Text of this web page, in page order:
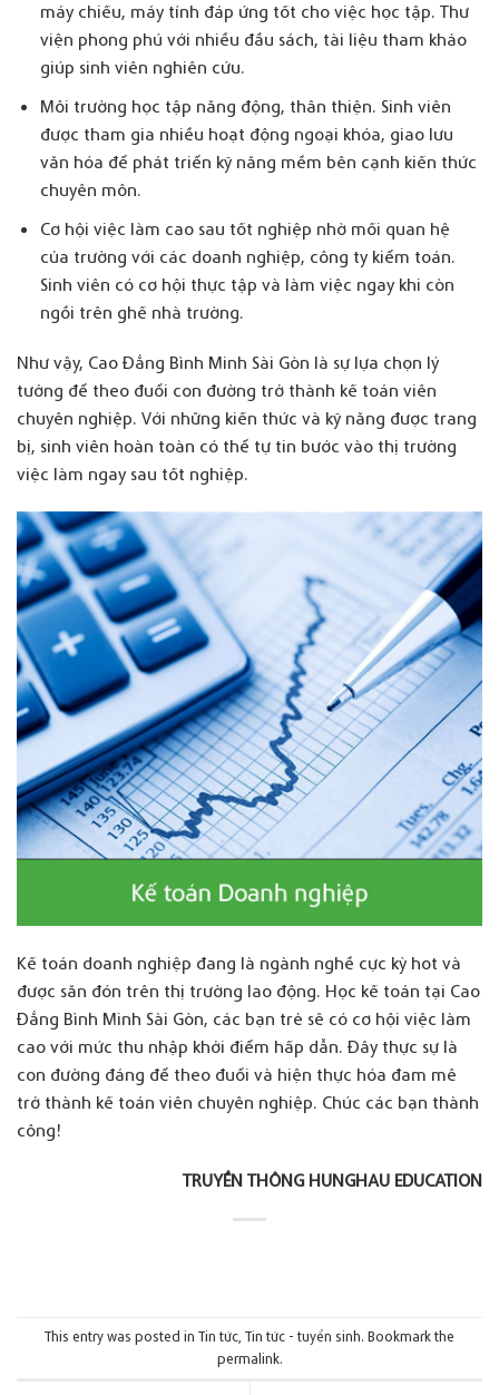
máy chiếu, máy tính đáp ứng tốt cho việc học tập. Thư
viện phong phú với nhiều đầu sách, tài liệu tham khảo
giúp sinh viên nghiên cứu.
Môi trường học tập năng động, thân thiện. Sinh viên
được tham gia nhiều hoạt động ngoại khóa, giao lưu
văn hóa để phát triển kỹ năng mềm bên cạnh kiến thức
chuyên môn.
Cơ hội việc làm cao sau tốt nghiệp nhờ mối quan hệ
của trường với các doanh nghiệp, công ty kiểm toán.
Sinh viên có cơ hội thực tập và làm việc ngay khi còn
ngồi trên ghế nhà trường.
Như vậy, Cao Đẳng Bình Minh Sài Gòn là sự lựa chọn lý
tưởng để theo đuổi con đường trở thành kế toán viên
chuyên nghiệp. Với những kiến thức và kỹ năng được trang
bị, sinh viên hoàn toàn có thể tự tin bước vào thị trường
việc làm ngay sau tốt nghiệp.
Kế toán doanh nghiệp đang là ngành nghề cực kỳ hot và
được săn đón trên thị trường lao động. Học kế toán tại Cao
Đẳng Bình Minh Sài Gòn, các bạn trẻ sẽ có cơ hội việc làm
cao với mức thu nhập khởi điểm hấp dẫn. Đây thực sự là
con đường đáng để theo đuổi và hiện thực hóa đam mê
trở thành kế toán viên chuyên nghiệp. Chúc các bạn thành
công!
TRUYỀN THÔNG HUNGHAU EDUCATION
This entry was posted in Tin tức, Tin tức - tuyển sinh. Bookmark the
permalink.